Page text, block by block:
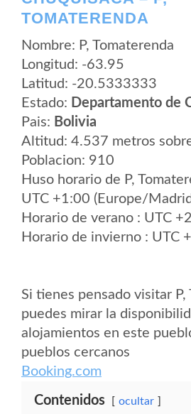
TOMATERENDA
Nombre: P, Tomaterenda
Longitud: -63.95
Latitud: -20.5333333
Estado: Departamento de
Pais: Bolivia
Altitud: 4.537 metros
Poblacion: 910
Huso horario de P,
UTC +1:00 (Europe/
Horario de verano : UTC
Horario de invierno : UTC
Si tienes pensado visitar P,
puedes mirar la
alojamientos en este
pueblos cercanos
Booking.com
Contenidos ocultar